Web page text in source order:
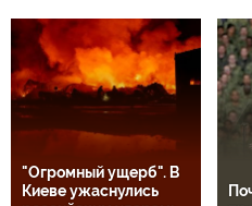
"Огромный ущерб". В
Киеве ужаснулись